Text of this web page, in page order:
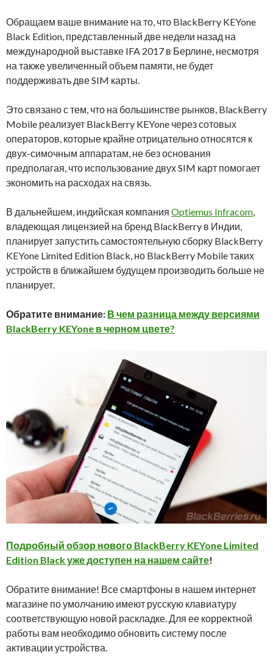
Обращаем ваше внимание на то, что BlackBerry KEYone
Black Edition, представленный две недели назад на
международной выставке IFA 2017 в Берлине, несмотря
на также увеличенный объем памяти, не будет
поддерживать две SIM карты.
Это связано с тем, что на большинстве рынков, BlackBerry
Mobile реализует BlackBerry KEYone через сотовых
операторов, которые крайне отрицательно относятся к
двух-симочным аппаратам, не без основания
предполагая, что использование двух SIM карт помогает
экономить на расходах на связь.
В дальнейшем, индийская компания Optiemus Infracom
владеющая лицензией на бренд BlackBerry в Индии,
планирует запустить самостоятельную сборку BlackBerry
KEYone Limited Edition Black, но BlackBerry Mobile таких
устройств в ближайшем будущем производить больше не
планирует.
Обратите внимание: В чем разница между версиями
BlackBerry KEYone в черном цвете?
Подробный обзор нового BlackBerry KEYone Limited
Edition Black уже доступен на нашем сайте!
Обратите внимание! Все смартфоны в нашем интернет
магазине по умолчанию имеют русскую клавиатуру
соответствующую новой раскладке. Для ее корректной
работы вам необходимо обновить систему после
активации устройства.